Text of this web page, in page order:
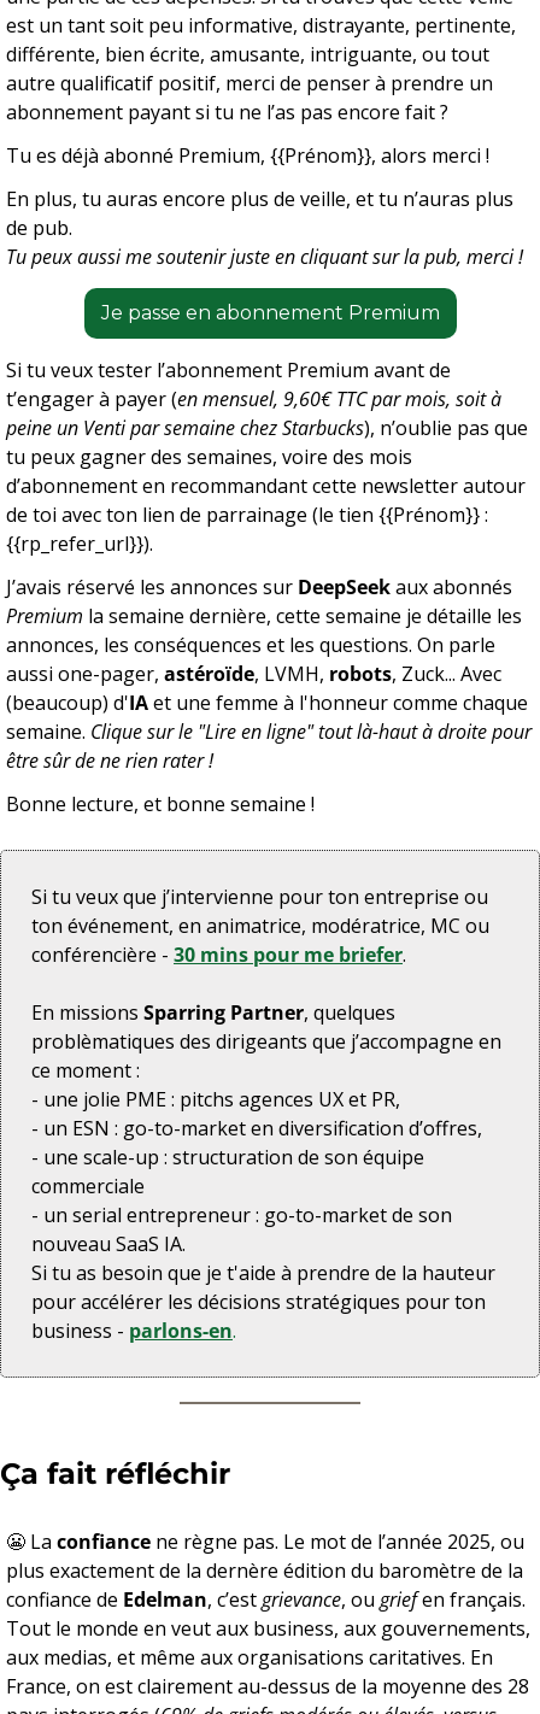
est un tant soit peu informative, distrayante, pertinente,
différente, bien écrite, amusante, intriguante, ou tout
autre qualificatif positif, merci de penser à prendre un
abonnement payant si tu ne l’as pas encore fait ?
Tu es déjà abonné Premium, {{Prénom}}, alors merci !
En plus, tu auras encore plus de veille, et tu n’auras plus
de pub.
Tu peux aussi me soutenir juste en cliquant sur la pub, merci !
Je passe en abonnement Premium
Si tu veux tester l’abonnement Premium avant de
t’engager à payer (en mensuel, 9,60€ TTC par mois, soit à
peine un Venti par semaine chez Starbucks), n’oublie pas que
tu peux gagner des semaines, voire des mois
d’abonnement en recommandant cette newsletter autour
de toi avec ton lien de parrainage (le tien {{Prénom}} :
{{rp_refer_url}}).
J’avais réservé les annonces sur DeepSeek
Premium la semaine dernière, cette semaine je détaille les
annonces, les conséquences et les questions. On parle
aussi one-pager, astéroïde, LVMH, robots, Zuck... Avec
(beaucoup) d'IA et une femme à l'honneur comme chaque
semaine. Clique sur le "Lire en ligne" tout là-haut à droite pour
être sûr de ne rien rater !
Bonne lecture, et bonne semaine !
Si tu veux que j’intervienne pour ton entreprise ou
ton événement, en animatrice, modératrice, MC ou
conférencière - 30 mins pour me briefer.
En missions Sparring Partner, quelques
problèmatiques des dirigeants que j’accompagne en
ce moment :
- une jolie PME : pitchs agences UX et PR,
- un ESN : go-to-market en diversification d’offres,
- une scale-up : structuration de son équipe
commerciale
- un serial entrepreneur : go-to-market de son
nouveau SaaS IA.
Si tu as besoin que je t'aide à prendre de la hauteur
pour accélérer les décisions stratégiques pour ton
business - parlons-en.
Ça fait réfléchir
😬 La confiance ne règne pas. Le mot de l’année 2025, ou
plus exactement de la dernère édition du baromètre de la
confiance de Edelman, c’est grievance, ou grief en français.
Tout le monde en veut aux business, aux gouvernements,
aux medias, et même aux organisations caritatives. En
France, on est clairement au-dessus de la moyenne des 28